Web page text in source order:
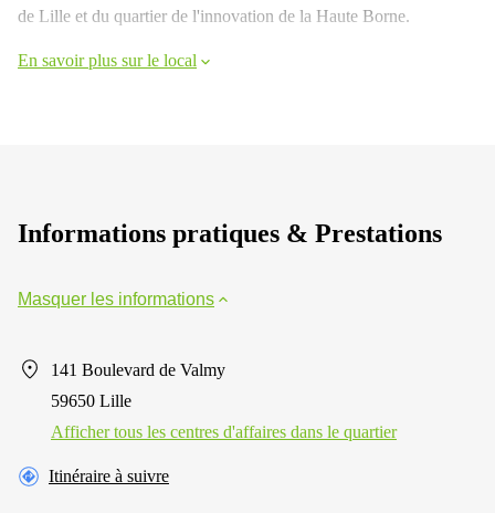
de Lille et du quartier de l'innovation de la Haute Borne.
En savoir plus sur le local
Informations pratiques & Prestations
Masquer les informations
141 Boulevard de Valmy
59650 Lille
Afficher tous les centres d'affaires dans le quartier
Itinéraire à suivre